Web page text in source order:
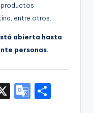
entre otros.
abierta hasta
personas.
X
G